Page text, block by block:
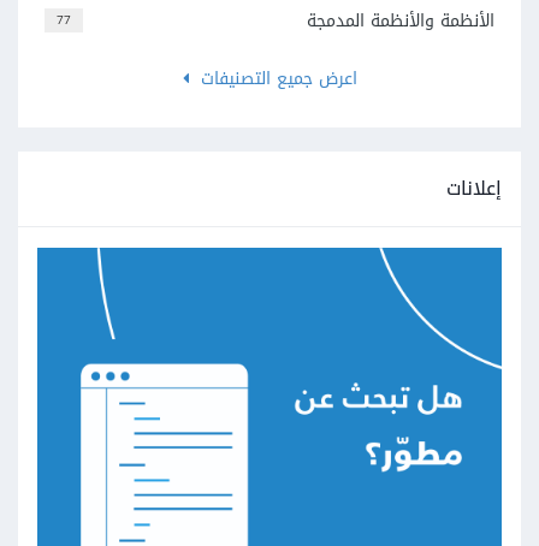
77
الأنظمة والأنظمة المدمجة
اعرض جميع التصنيفات
إعلانات